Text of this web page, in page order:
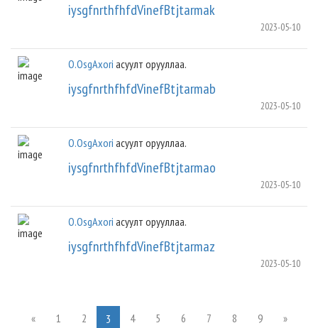
iysgfnrthfhfdVinefBtjtarmak
2023-05-10
O.OsgAxori асуулт орууллаа.
iysgfnrthfhfdVinefBtjtarmab
2023-05-10
O.OsgAxori асуулт орууллаа.
iysgfnrthfhfdVinefBtjtarmao
2023-05-10
O.OsgAxori асуулт орууллаа.
iysgfnrthfhfdVinefBtjtarmaz
2023-05-10
« 1 2 3 4 5 6 7 8 9 »